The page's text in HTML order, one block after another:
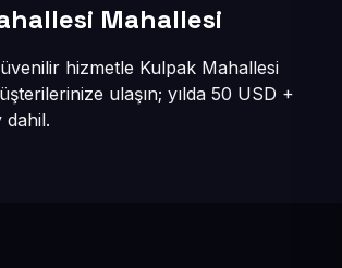
Mahallesi
hizmetle Kulpak Mahallesi
ulaşın; yılda 50 USD +
dahil.